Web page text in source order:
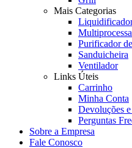
Mais Categorias
Purificador
Sanduicheira
Ventilador
Links Úteis
Carrinho
Minha Conta
Devoluções
Perguntas
Sobre a Empresa
Fale Conosco